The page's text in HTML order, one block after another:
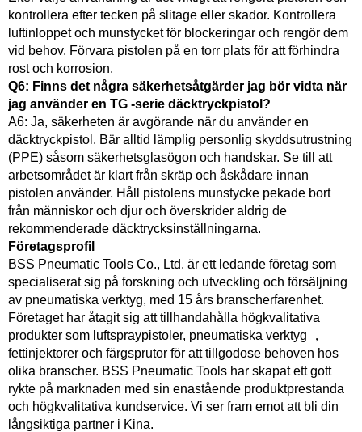
kontrollera efter tecken på slitage eller skador. Kontrollera
luftinloppet och munstycket för blockeringar och rengör dem
vid behov. Förvara pistolen på en torr plats för att förhindra
rost och korrosion.
Q6: Finns det några säkerhetsåtgärder jag bör vidta när
jag använder en TG -serie däcktryckpistol?
A6: Ja, säkerheten är avgörande när du använder en
däcktryckpistol. Bär alltid lämplig personlig skyddsutrustning
(PPE) såsom säkerhetsglasögon och handskar. Se till att
arbetsområdet är klart från skräp och åskådare innan
pistolen använder. Håll pistolens munstycke pekade bort
från människor och djur och överskrider aldrig de
rekommenderade däcktrycksinställningarna.
Företagsprofil
BSS Pneumatic Tools Co., Ltd. är ett ledande företag som
specialiserat sig på forskning och utveckling och försäljning
av pneumatiska verktyg, med 15 års branscherfarenhet.
Företaget har åtagit sig att tillhandahålla högkvalitativa
produkter som luftspraypistoler, pneumatiska verktyg ，
fettinjektorer och färgsprutor för att tillgodose behoven hos
olika branscher. BSS Pneumatic Tools har skapat ett gott
rykte på marknaden med sin enastående produktprestanda
och högkvalitativa kundservice. Vi ser fram emot att bli din
långsiktiga partner i Kina.